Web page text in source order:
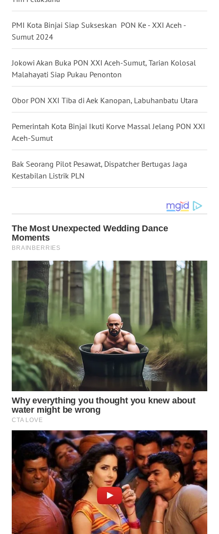
PMI Kota Binjai Siap Sukseskan PON Ke - XXI Aceh -
Sumut 2024
Jokowi Akan Buka PON XXI Aceh-Sumut, Tarian Kolosal
Malahayati Siap Pukau Penonton
Obor PON XXI Tiba di Aek Kanopan, Labuhanbatu Utara
Pemerintah Kota Binjai Ikuti Korve Massal Jelang PON XXI
Aceh-Sumut
Bak Seorang Pilot Pesawat, Dispatcher Bertugas Jaga
Kestabilan Listrik PLN
MALUKU
MALUT
DAIRI
WN
DANAU
WN
WN
SELATAN
WN
TANJUNG
LESUNG
WN
KARO
WN
SIMALUNGUN
WN
LABUHANBATU
WN
TAPANULI
TENGAH
WN DELI
SERDANG
WN